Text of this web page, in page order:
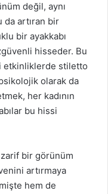
değil, aynı
da artıran bir
bir ayakkabı
hisseder. Bu
etkinliklerde stiletto
olarak da
her kadının
bu hissi
zarif bir görünüm
artırmaya
hem de